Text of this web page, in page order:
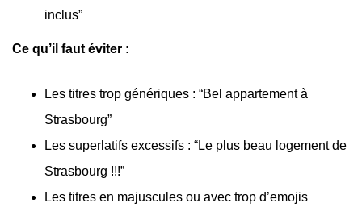
inclus”
Ce qu’il faut éviter :
Les titres trop génériques : “Bel appartement à
Strasbourg”
Les superlatifs excessifs : “Le plus beau logement de
Strasbourg !!!”
Les titres en majuscules ou avec trop d’emojis